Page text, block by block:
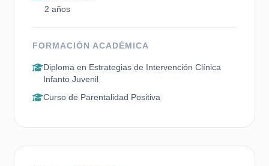
2 años
FORMACIÓN ACADÉMICA
Diploma en Estrategias de Intervención Clínica
Infanto Juvenil
Curso de Parentalidad Positiva